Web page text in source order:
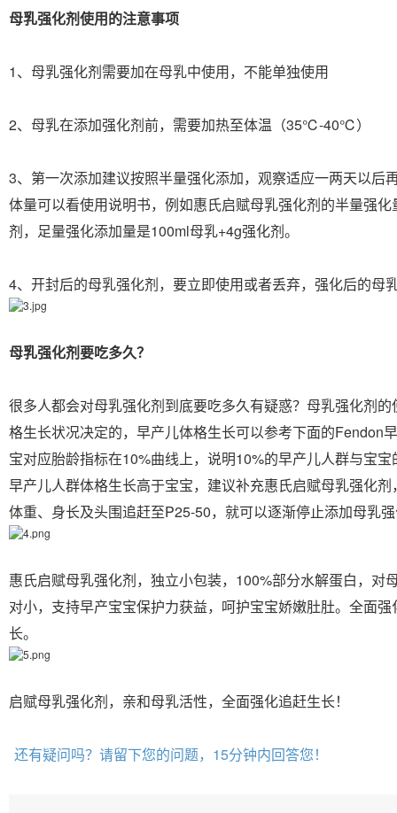
母乳强化剂使用的注意事项
1、母乳强化剂需要加在母乳中使用，不能单独使用
2、母乳在添加强化剂前，需要加热至体温（35℃-40℃）
3、第一次添加建议按照半量强化添加，观察适应一两天以后
体量可以看使用说明书，例如惠氏启赋母乳强化剂的半量强
剂，足量强化添加量是100ml母乳+4g强化剂。
4、开封后的母乳强化剂，要立即使用或者丢弃，强化后的母
母乳强化剂要吃多久？
很多人都会对母乳强化剂到底要吃多久有疑惑？母乳强化剂
格生长状况决定的，早产儿体格生长可以参考下面的Fendon
宝对应胎龄指标在10%曲线上，说明10%的早产儿人群与宝
早产儿人群体格生长高于宝宝，建议补充惠氏启赋母乳强化
体重、身长及头围追赶至P25-50，就可以逐渐停止添加母乳
惠氏启赋母乳强化剂，独立小包装，100%部分水解蛋白，对
对小，支持早产宝宝保护力获益，呵护宝宝娇嫩肚肚。全面
长。
启赋母乳强化剂，亲和母乳活性，全面强化追赶生长！
还有疑问吗？请留下您的问题，15分钟内回答您！